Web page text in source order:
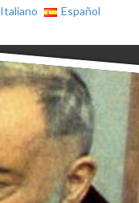
Italiano
Español